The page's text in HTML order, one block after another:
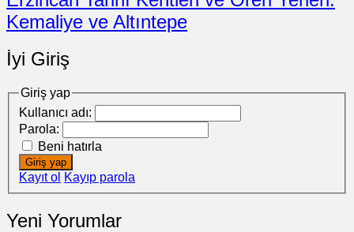
Kemaliye ve Altıntepe
İyi Giriş
Giriş yap
Kullanıcı adı:
Parola:
Beni hatırla
Giriş yap
Kayıt ol Kayıp parola
Yeni Yorumlar